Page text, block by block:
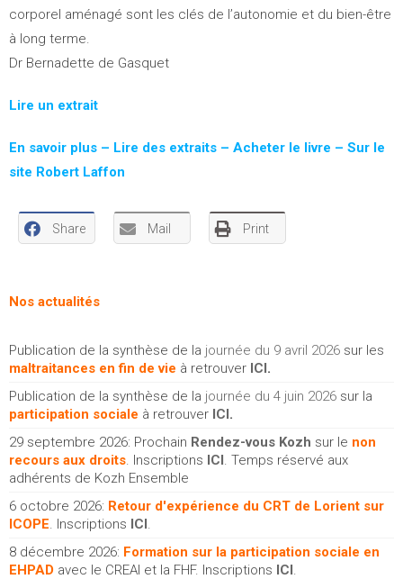
corporel aménagé sont les clés de l’autonomie et du bien-être
à long terme.
Dr Bernadette de Gasquet
Lire un extrait
En savoir plus – Lire des extraits – Acheter le livre – Sur le
site Robert Laffon
Share Mail Print
Nos actualités
Publication de la synthèse de la journée du 9 avril 2026 sur les
maltraitances en fin de vie à retrouver ICI.
Publication de la synthèse de la journée du 4 juin 2026 sur la
participation sociale à retrouver ICI.
29 septembre 2026: Prochain Rendez-vous Kozh sur le non
recours aux droits. Inscriptions ICI. Temps réservé aux
adhérents de Kozh Ensemble
6 octobre 2026: Retour d'expérience du CRT de Lorient sur
ICOPE. Inscriptions ICI.
8 décembre 2026: Formation sur la participation sociale en
EHPAD avec le CREAI et la FHF. Inscriptions ICI.